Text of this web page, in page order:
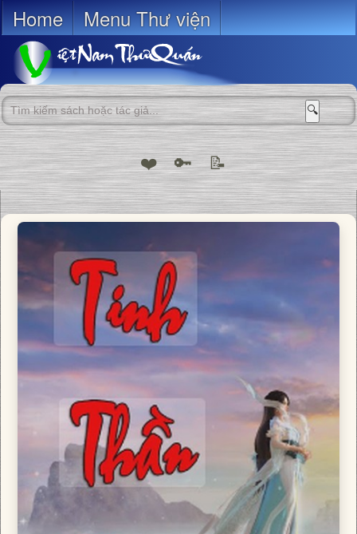
Home Menu Thư viện
🔍
❤️ 🔑 📝